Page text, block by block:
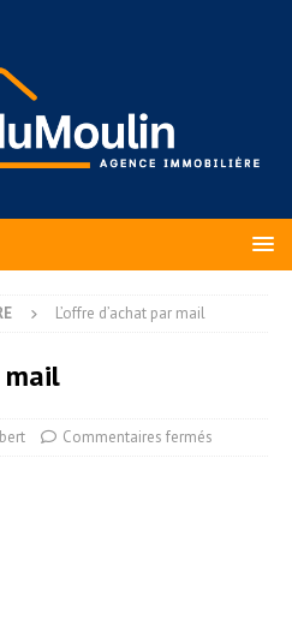
L’offre d’achat par mail
mail
Commentaires fermés